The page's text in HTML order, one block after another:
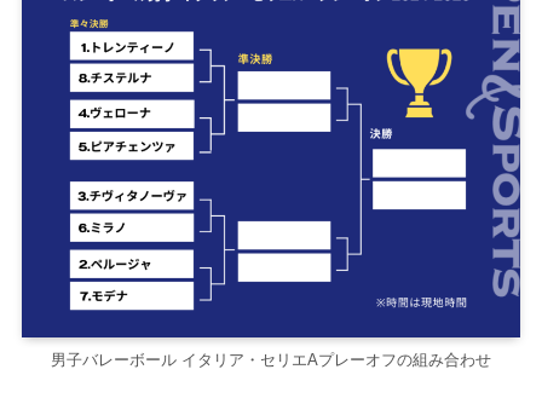
男子バレーボール イタリア・セリエAプレーオフの組み合わせ